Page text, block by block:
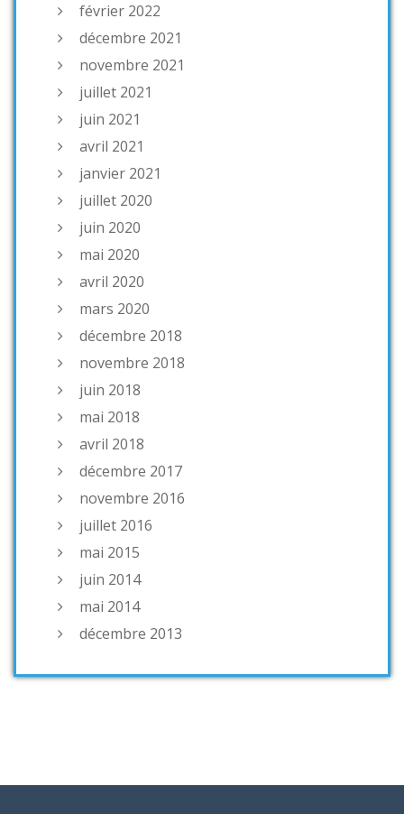
février 2022
décembre 2021
novembre 2021
juillet 2021
juin 2021
avril 2021
janvier 2021
juillet 2020
juin 2020
mai 2020
avril 2020
mars 2020
décembre 2018
novembre 2018
juin 2018
mai 2018
avril 2018
décembre 2017
novembre 2016
juillet 2016
mai 2015
juin 2014
mai 2014
décembre 2013